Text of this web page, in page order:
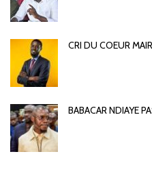
CRI DU COEUR
BABACAR NDIAYE